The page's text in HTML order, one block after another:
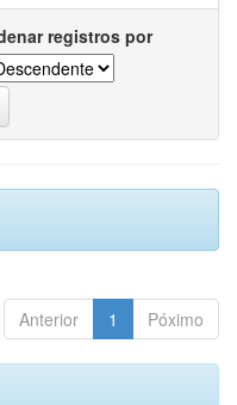
registros por
Anterior 1 Póximo